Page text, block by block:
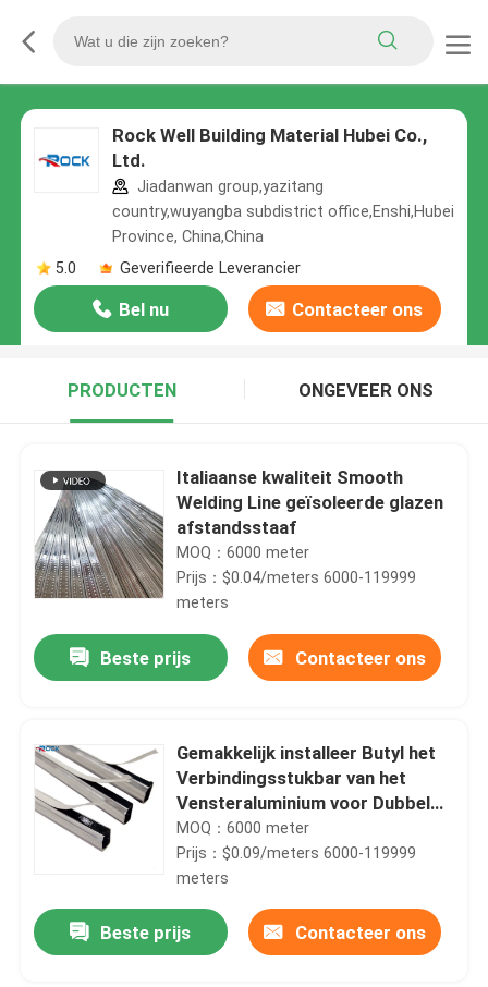
Rock Well Building Material Hubei Co.,
Ltd.
Jiadanwan group,yazitang
country,wuyangba subdistrict office,Enshi,Hubei
Province, China,China
5.0
Geverifieerde Leverancier
Bel nu Contacteer ons
PRODUCTEN ONGEVEER ONS
Italiaanse kwaliteit Smooth
Welding Line geïsoleerde glazen
afstandsstaaf
MOQ：6000 meter
Prijs：$0.04/meters 6000-119999
meters
Beste prijs Contacteer ons
Gemakkelijk installeer Butyl het
Verbindingsstukbar van het
Vensteraluminium voor Dubbel
Verglaasd Glas
MOQ：6000 meter
Prijs：$0.09/meters 6000-119999
meters
Beste prijs Contacteer ons